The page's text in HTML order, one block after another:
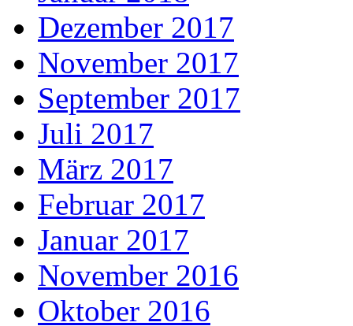
Dezember 2017
November 2017
September 2017
Juli 2017
März 2017
Februar 2017
Januar 2017
November 2016
Oktober 2016